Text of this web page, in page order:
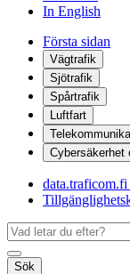
In English
Första sidan
Vägtrafik
Sjötrafik
Spårtrafik
Luftfart
Cybersäkerhet
data.traficom.fi
Sök